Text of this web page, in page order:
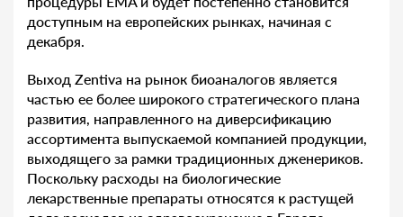
доступным на европейских рынках, начиная с
декабря.
Выход Zentiva на рынок биоаналогов является
частью ее более широкого стратегического плана
развития, направленного на диверсификацию
ассортимента выпускаемой компанией продукции,
выходящего за рамки традиционных дженериков.
Поскольку расходы на биологические
лекарственные препараты относятся к растущей